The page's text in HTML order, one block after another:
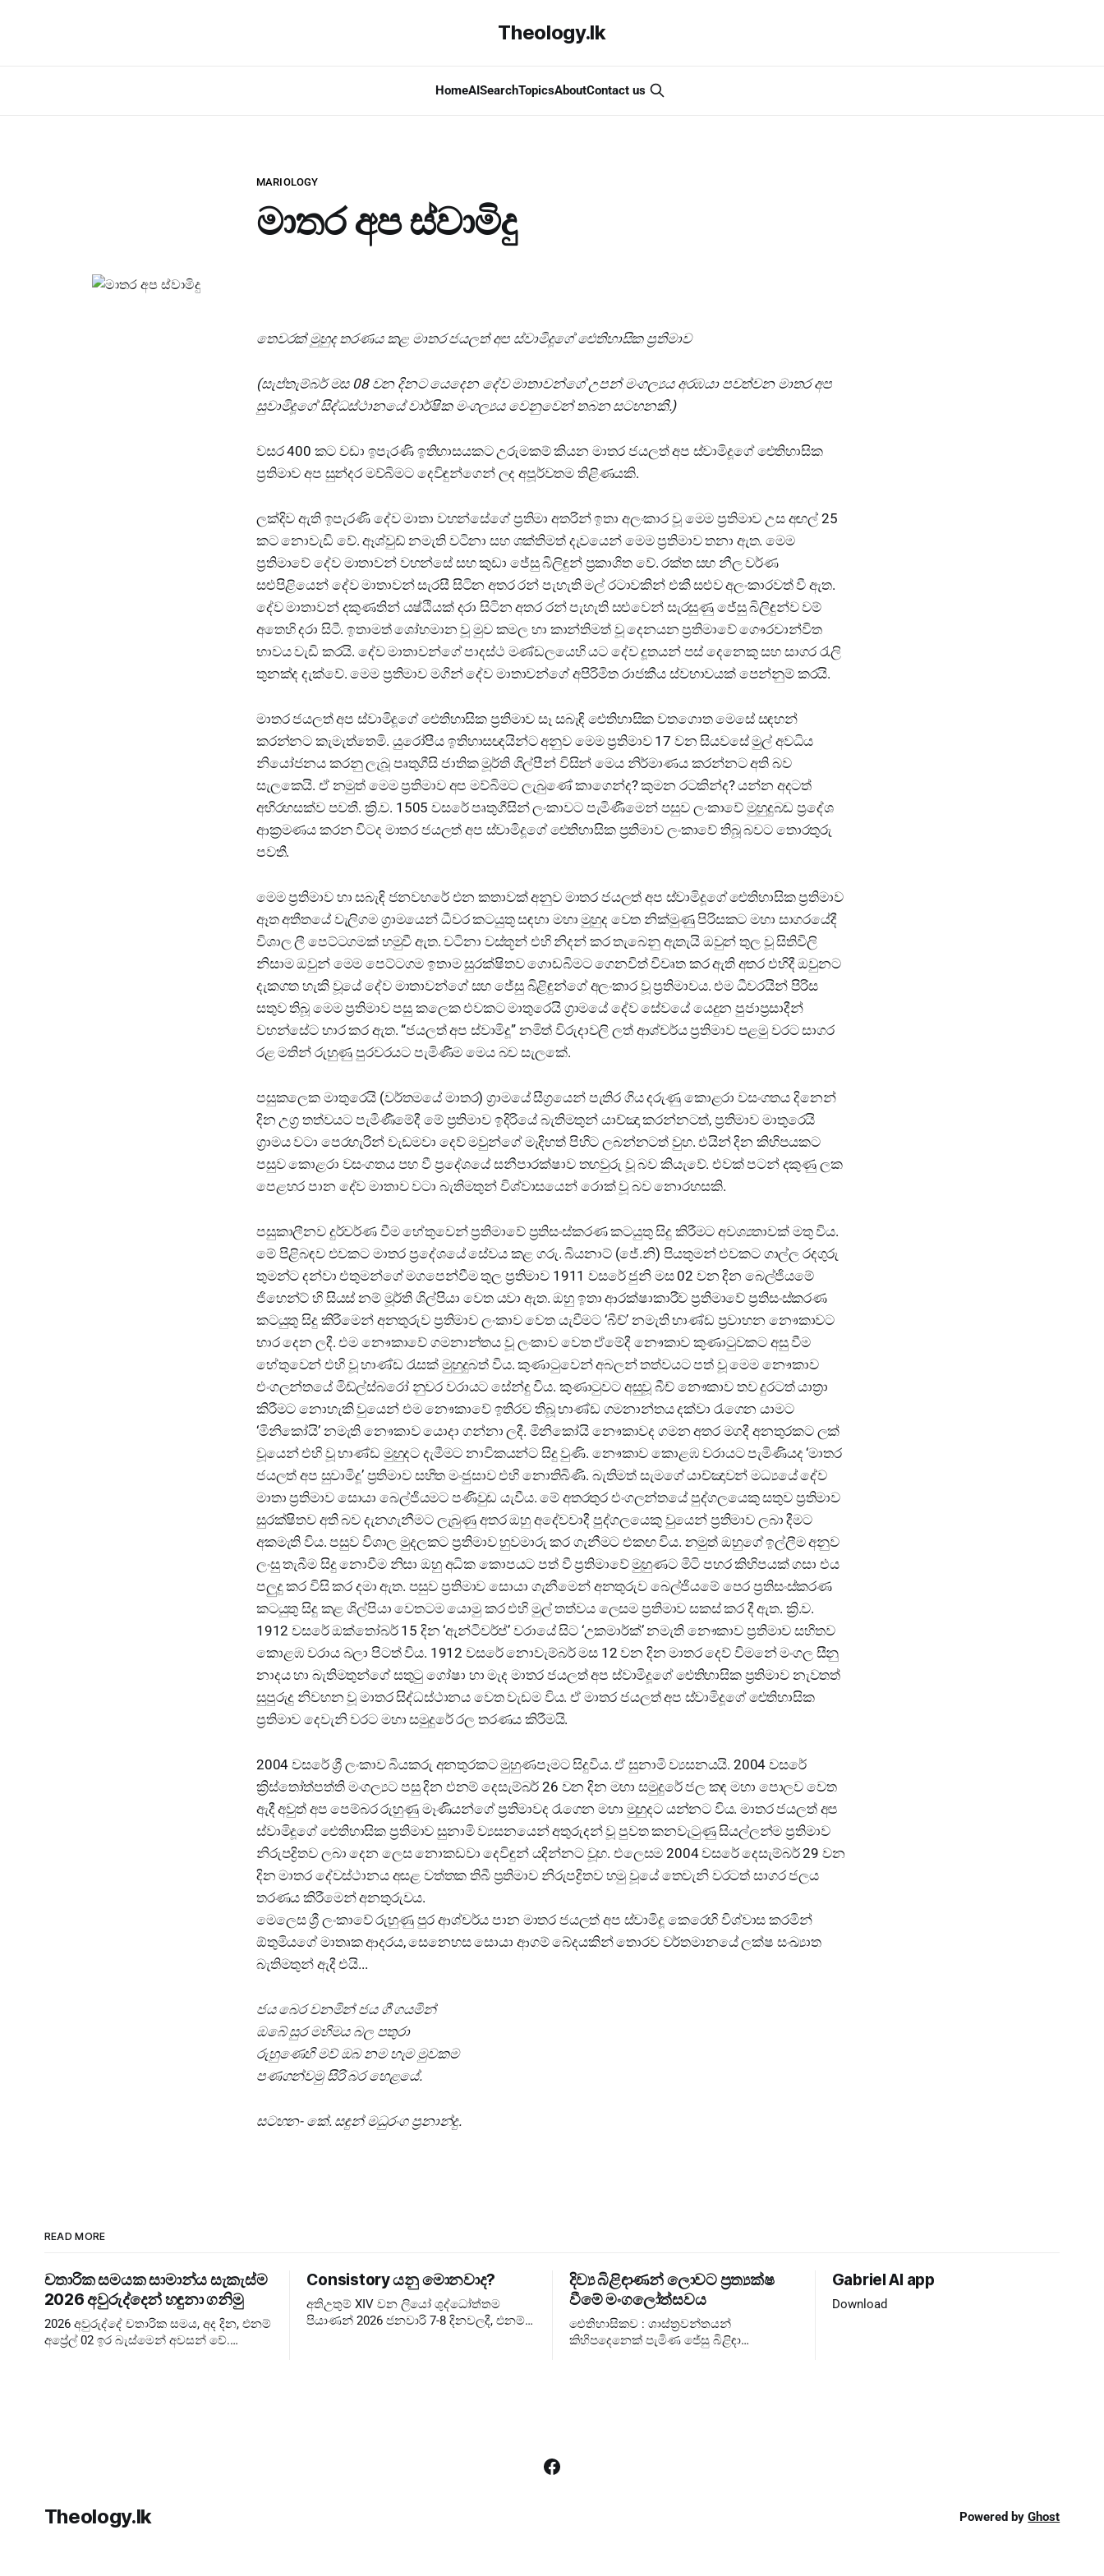
Theology.lk
HomeAISearchTopicsAboutContact us
MARIOLOGY
මාතර අප ස්වාමිදු
තෙවරක් මුහුද තරණය කළ මාතර ජයලත් අප ස්වාමිදූගේ ඓතිහාසික ප්‍රතිමාව
(සැප්තැම්බර් මස 08 වන දිනට යෙදෙන දේව මාතාවන්ගේ උපන් මංගල්‍යය අරඹයා පවත්වන මාතර අප
සුවාමිදූගේ සිද්ධස්ථානයේ වාර්ෂික මංගල්‍යය වෙනුවෙන් තබන සටහනකි.)
වසර 400 කට වඩා ඉපැරණි ඉතිහාසයකට උරුමකම් කියන මාතර ජයලත් අප ස්වාමිදූගේ ඓතිහාසික
ප්‍රතිමාව අප සුන්දර මව්බිමට දෙවිඳුන්ගෙන් ලද අපූර්වතම තිළිණයකි.
ලක්දිව ඇති ඉපැරණි දේව මාතා වහන්සේගේ ප්‍රතිමා අතරින් ඉතා අලංකාර වූ මෙම ප්‍රතිමාව උස අඟල් 25
කට නොවැඩි වේ. ඈශ්වුඩ් නමැති වටිනා සහ ශක්තිමත් දැවයෙන් මෙම ප්‍රතිමාව තනා ඇත. මෙම
ප්‍රතිමාවේ දේව මාතාවන් වහන්සේ සහ කුඩා ජේසු බිලිඳුන් ප්‍රකාශිත වේ. රක්ත සහ නීල වර්ණ
සළුපිළියෙන් දේව මාතාවන් සැරසී සිටින අතර රන් පැහැති මල් රටාවකින් එකී සළුව අලංකාරවත් වී ඇත.
දේව මාතාවන් දකුණතින් යෂ්ඨියක් දරා සිටින අතර රන් පැහැති සළුවෙන් සැරසුණු ජේසු බිලිඳුන්ව වම්
අතෙහි දරා සිටී. ඉතාමත් ශෝභමාන වූ මුව කමල හා කාන්තිමත් වූ දෙනයන ප්‍රතිමාවේ ගෞරවාන්විත
භාවය වැඩි කරයි. දේව මාතාවන්ගේ පාදස්ථ මණ්ඩලයෙහි යට දේව දූතයන් පස් දෙනෙකු සහ සාගර රැලි
තුනක්ද දැක්වේ. මෙම ප්‍රතිමාව මගින් දේව මාතාවන්ගේ අපිරිමිත රාජකීය ස්වභාවයක් පෙන්නුම් කරයි.
මාතර ජයලත් අප ස්වාමිදූගේ ඓතිහාසික ප්‍රතිමාව සෑ සබැඳි ඓතිහාසික වතගොත මෙසේ සඳහන්
කරන්නට කැමැත්තෙමි. යුරෝපීය ඉතිහාසඥයින්ට අනුව මෙම ප්‍රතිමාව 17 වන සියවසේ මුල් අවධිය
නියෝජනය කරනු ලැබූ පෘතුගීසි ජාතික මූර්ති ශිල්පීන් විසින් මෙය නිර්මාණය කරන්නට අති බව
සැලකෙයි. ඒ නමුත් මෙම ප්‍රතිමාව අප මව්බිමට ලැබුණේ කාගෙන්ද? කුමන රටකින්ද? යන්න අදටත්
අභිරහසක්ව පවතී. ක්‍රි.ව. 1505 වසරේ පෘතුගීසින් ලංකාවට පැමිණීමෙන් පසුව ලංකාවේ මුහුදුබඩ ප්‍රදේශ
ආක්‍රමණය කරන විටද මාතර ජයලත් අප ස්වාමිදූගේ ඓතිහාසික ප්‍රතිමාව ලංකාවේ තිබූ බවට තොරතුරු
පවතී.
මෙම ප්‍රතිමාව හා සබැඳි ජනවහරේ එන කතාවක් අනුව මාතර ජයලත් අප ස්වාමිදූගේ ඓතිහාසික ප්‍රතිමාව
ඈත අතීතයේ වැලිගම ග්‍රාමයෙන් ධීවර කටයුතු සඳහා මහා මුහුද වෙත නික්මුණු පිරිසකට මහා සාගරයේදී
විශාල ලී පෙට්ටගමක් හමුවී ඇත. වටිනා වස්තූන් එහි නිදන් කර තැබෙනු ඇතැයි ඔවුන් තුල වූ සිතිවිලි
නිසාම ඔවුන් මෙම පෙට්ටගම ඉතාම සුරක්ෂිතව ගොඩබිමට ගෙනවිත් විවෘත කර ඇති අතර එහිදී ඔවුනට
දැකගත හැකි වූයේ දේව මාතාවන්ගේ සහ ජේසු බිළිඳුන්ගේ අලංකාර වූ ප්‍රතිමාවය. එම ධීවරයින් පිරිස
සතුව තිබූ මෙම ප්‍රතිමාව පසු කලෙක එවකට මාතුරෙයි ග්‍රාමයේ දේව සේවයේ යෙදුන පුජාප්‍රසාදීන්
වහන්සේට භාර කර ඇත. “ජයලත් අප ස්වාමිදූ” නමිත් විරුදාවලි ලත් ආශ්චර්ය ප්‍රතිමාව පළමු වරට සාගර
රළ මතින් රුහුණු පුරවරයට පැමිණීම මෙය බව සැලකේ.
පසුකලෙක මාතුරෙයි (වර්තමයේ මාතර) ග්‍රාමයේ සීග්‍රයෙන් පැතිර ගිය දරුණු කොළරා වසංගතය දිනෙන්
දින උග්‍ර තත්වයට පැමිණීමේදී මේ ප්‍රතිමාව ඉදිරියේ බැතිමතුන් යාච්ඤා කරන්නටත්, ප්‍රතිමාව මාතුරෙයි
ග්‍රාමය වටා පෙරහැරින් වැඩමවා දෙව් මවුන්ගේ මැදිහත් පිහිට ලබන්නටත් වුහ. එයින් දින කිහිපයකට
පසුව කොළරා වසංගතය පහ වී ප්‍රදේශයේ සනීපාරක්ෂාව තහවුරු වූ බව කියැවේ. එවක් පටන් දකුණු ලක
පෙළහර පාන දේව මාතාව වටා බැතිමතුන් විශ්වාසයෙන් රොක් වූ බව නොරහසකි.
පසුකාලීනව දුර්වර්ණ වීම හේතුවෙන් ප්‍රතිමාවේ ප්‍රතිසංස්කරණ කටයුතු සිදු කිරීමට අවශ්‍යතාවක් මතු විය.
මේ පිළිබඳව එවකට මාතර ප්‍රදේශයේ සේවය කළ ගරු. බියනාට් (ජේ.නි) පියතුමන් එවකට ගාල්ල රදගුරු
තුමන්ට දන්වා එතුමන්ගේ මගපෙන්වීම තුල ප්‍රතිමාව 1911 වසරේ ජුනි මස 02 වන දින බෙල්ජියමේ
ජිහෙන්ට් හි සියස් නම් මූර්ති ශිල්පියා වෙත යවා ඇත. ඔහු ඉතා ආරක්ෂාකාරීව ප්‍රතිමාවේ ප්‍රතිසංස්කරණ
කටයුතු සිදු කිරීමෙන් අනතුරුව ප්‍රතිමාව ලංකාව වෙත යැවීමට ‘බීච්’ නමැති භාණ්ඩ ප්‍රවාහන නෞකාවට
භාර දෙන ලදී. එම නෞකාවේ ගමනාන්තය වූ ලංකාව වෙත ඒමේදී නෞකාව කුණාටුවකට අසු වීම
හේතුවෙන් එහි වූ භාණ්ඩ රැසක් මුහුදුබත් විය. කුණාටුවෙන් අබලන් තත්වයට පත් වූ මෙම නෞකාව
එංගලන්තයේ මිඩ්ල්ස්බරෝ නුවර වරායට සේන්දු විය. කුණාටුවට අසුවූ බීච් නෞකාව තව දුරටත් යාත්‍රා
කිරීමට නොහැකි වුයෙන් එම නෞකාවේ ඉතිරව තිබූ භාණ්ඩ ගමනාන්තය දක්වා රැගෙන යාමට
‘මිනිකෝයි’ නමැති නෞකාව යොදා ගන්නා ලදී. මිනිකෝයි නෞකාවද ගමන අතර මගදී අනතුරකට ලක්
වූයෙන් එහි වූ භාණ්ඩ මුහුදට දැමීමට නාවිකයන්ට සිදු වුණි. නෞකාව කොළඹ වරායට පැමිණියද ‘මාතර
ජයලත් අප සුවාමිදූ’ ප්‍රතිමාව සහිත මංජුසාව එහි නොතිබිණි. බැතිමත් සැමගේ යාච්ඤාවන් මධ්‍යයේ දේව
මාතා ප්‍රතිමාව සොයා බෙල්ජියමට පණිවුඩ යැවීය. මේ අතරතුර එංගලන්තයේ පුද්ගලයෙකු සතුව ප්‍රතිමාව
සුරක්ෂිතව අති බව දැනගැනීමට ලැබුණු අතර ඔහු අදේවවාදී පුද්ගලයෙකු වුයෙන් ප්‍රතිමාව ලබා දීමට
අකමැති විය. පසුව විශාල මුදලකට ප්‍රතිමාව හුවමාරු කර ගැනීමට එකඟ විය. නමුත් ඔහුගේ ඉල්ලීම අනුව
ලංසු තැබීම සිදු නොවීම නිසා ඔහු අධික කොපයට පත් වී ප්‍රතිමාවේ මුහුණට මිටි පහර කිහිපයක් ගසා එය
පලුදු කර විසි කර දමා ඇත. පසුව ප්‍රතිමාව සොයා ගැනීමෙන් අනතුරුව බෙල්ජියමේ පෙර ප්‍රතිසංස්කරණ
කටයුතු සිදු කළ ශිල්පියා වෙතටම යොමු කර එහි මුල් තත්වය ලෙසම ප්‍රතිමාව සකස් කර දී ඇත. ක්‍රි.ව.
1912 වසරේ ඔක්තෝබර් 15 දින ‘ඇන්ටිවර්ප්’ වරායේ සිට ‘උකමාර්ක්’ නමැති නෞකාව ප්‍රතිමාව සහිතව
කොළඹ වරාය බලා පිටත් විය. 1912 වසරේ නොවැම්බර් මස 12 වන දින මාතර දෙව් විමනේ මංගල සීනු
නාදය හා බැතිමතුන්ගේ සතුටු ගෝෂා හා මැද මාතර ජයලත් අප ස්වාමිදූගේ ඓතිහාසික ප්‍රතිමාව නැවතත්
සුපුරුදු නිවහන වූ මාතර සිද්ධස්ථානය වෙත වැඩම විය. ඒ මාතර ජයලත් අප ස්වාමිදූගේ ඓතිහාසික
ප්‍රතිමාව දෙවැනි වරට මහා සමුදුරේ රල තරණය කිරීමයි.
2004 වසරේ ශ්‍රී ලංකාව බියකරු අනතුරකට මුහුණපෑමට සිදුවිය. ඒ සුනාමි ව්‍යසනයයි. 2004 වසරේ
ක්‍රිස්තෝත්පත්ති මංගල්‍යට පසු දින එනම් දෙසැම්බර් 26 වන දින මහා සමුදුරේ ජල කඳ මහා පොලව වෙත
ඇදී අවුත් අප පෙම්බර රුහුණු මෑණියන්ගේ ප්‍රතිමාවද රැගෙන මහා මුහුදට යන්නට විය. මාතර ජයලත් අප
ස්වාමිදූගේ ඓතිහාසික ප්‍රතිමාව සුනාමි ව්‍යසනයෙන් අතුරුදන් වූ පුවත කනවැටුණු සියල්ලන්ම ප්‍රතිමාව
නිරුපද්‍රිතව ලබා දෙන ලෙස නොකඩවා දෙවිඳුන් යදින්නට වූහ. එලෙසම 2004 වසරේ දෙසැම්බර් 29 වන
දින මාතර දේවස්ථානය අසළ වත්තක තිබී ප්‍රතිමාව නිරුපද්‍රිතව හමු වූයේ තෙවැනි වරටත් සාගර ජලය
තරණය කිරීමෙන් අනතුරුවය.
මෙලෙස ශ්‍රී ලංකාවේ රුහුණු පුර ආශ්චර්ය පාන මාතර ජයලත් අප ස්වාමිදූ කෙරෙහි විශ්වාස කරමින්
ඕතුමියගේ මාතෘක ආදරය, සෙනෙහස සොයා ආගම් බේදයකින් තොරව වර්තමානයේ ලක්ෂ සංඛ්‍යාත
බැතිමතුන් ඇදී එයි...
ජය බෙර වනමින් ජය ගී ගයමින්
ඔබේ සුර මහිමය බල පතුරා
රුහුණෙහි මව් ඔබ නම හැම මුවකම
පණගන්වමු සිරි බර හෙළයේ.
සටහන- කේ. සඳුන් මධුරංග ප්‍රනාන්දු.
READ MORE
චතාරික සමයක සාමාන්ය සැකැස්ම
2026 අවුරුද්දෙන් හඳුනා ගනිමු
2026 අවුරුද්දේ චතාරික සමය, අද දින, එනම්
අප්‍රේල් 02 ඉර බැස්මෙන් අවසන් වේ.
Consistory යනු මොනවාද?
අතිඋතුම් XIV වන ලියෝ ශුද්ධෝත්තම
පියාණන් 2026 ජනවාරි 7-8 දිනවලදී, එනම්
දිව්‍ය බිළිඳාණන් ලොවට ප්‍රත්‍යක්ෂ
වීමේ මංගලෝත්සවය
ඓතිහාසිකව : ශාස්ත්‍රවන්තයන්
කිහිපදෙනෙක් පැමිණ ජේසු බිළිඳා
Gabriel AI app
Download
Theology.lk Powered byGhost